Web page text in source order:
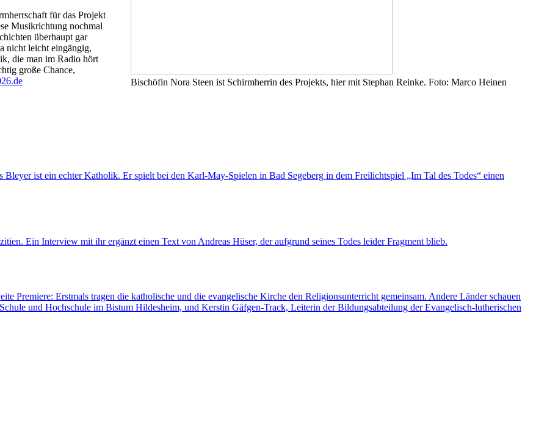
Bischöfin Nora Steen ist Schirmherrin des Projekts, hier mit Stephan Reinke. Foto: Marco Heinen
für das Projekt
Musikrichtung nochmal
überhaupt gar
nicht leicht eingängig,
die man im Radio hört
große Chance,
ist ein echter Katholik. Er spielt bei den Karl-May-Spielen in Bad Segeberg in dem Freilichtspiel „Im Tal des Todes“ einen
Ein Interview mit ihr ergänzt einen Text von Andreas Hüser, der aufgrund seines Todes leider Fragment blieb.
Premiere: Erstmals tragen die katholische und die evangelische Kirche den Religionsunterricht gemeinsam. Andere Länder schauen
und Hochschule im Bistum Hildesheim, und Kerstin Gäfgen-Track, Leiterin der Bildungsabteilung der Evangelisch-lutherischen